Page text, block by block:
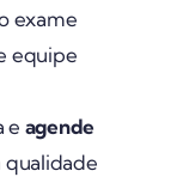
exame
equipe
e agende